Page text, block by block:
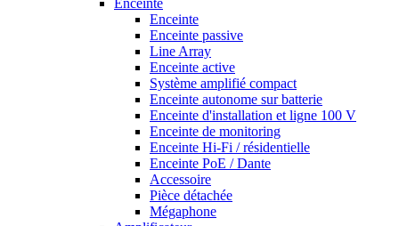
Enceinte
Enceinte
Enceinte passive
Line Array
Enceinte active
Système amplifié compact
Enceinte autonome sur batterie
Enceinte d'installation et ligne 100 V
Enceinte de monitoring
Enceinte Hi-Fi / résidentielle
Enceinte PoE / Dante
Accessoire
Pièce détachée
Mégaphone